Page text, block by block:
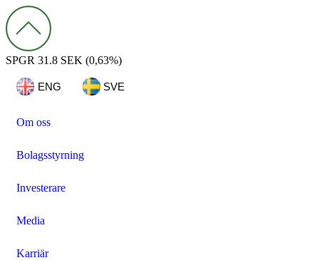
SPGR 31.8 SEK (0,63%)
ENG SVE
Om oss
Bolagsstyrning
Investerare
Media
Karriär